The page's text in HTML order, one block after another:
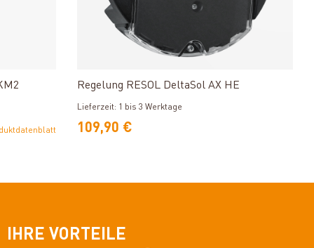
Produkt ansehen
Regelung RESOL DeltaSol AX HE
Lieferzeit: 1 bis 3 Werktage
109,90 €
IHRE VORTEILE